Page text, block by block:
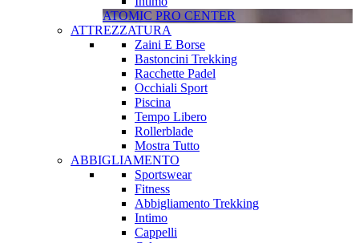
ATOMIC PRO CENTER
ATTREZZATURA
Zaini E Borse
Bastoncini Trekking
Racchette Padel
Occhiali Sport
Piscina
Tempo Libero
Rollerblade
Mostra Tutto
ABBIGLIAMENTO
Sportswear
Fitness
Abbigliamento Trekking
Intimo
Cappelli